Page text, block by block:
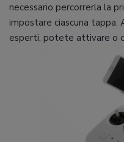
necessario percorrerla la
impostare ciascuna tappa.
esperti, potete attivare o